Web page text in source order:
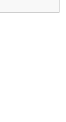
работ